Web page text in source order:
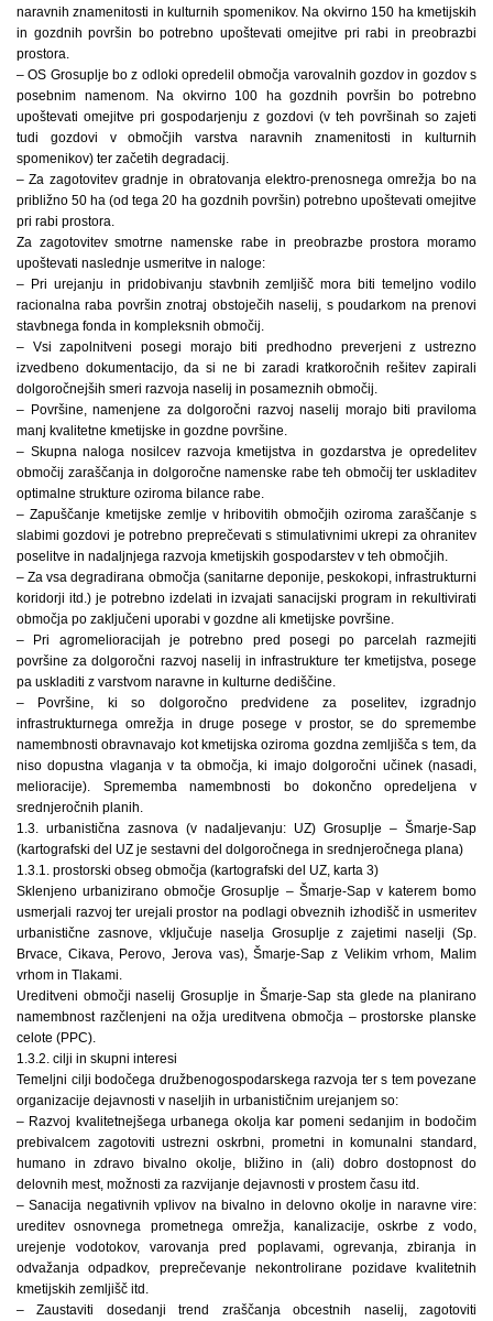
naravnih znamenitosti in kulturnih spomenikov. Na okvirno 150 ha kmetijskih
in gozdnih površin bo potrebno upoštevati omejitve pri rabi in preobrazbi
prostora.
– OS Grosuplje bo z odloki opredelil območja varovalnih gozdov in gozdov s
posebnim namenom. Na okvirno 100 ha gozdnih površin bo potrebno
upoštevati omejitve pri gospodarjenju z gozdovi (v teh površinah so zajeti
tudi gozdovi v območjih varstva naravnih znamenitosti in kulturnih
spomenikov) ter začetih degradacij.
– Za zagotovitev gradnje in obratovanja elektro-prenosnega omrežja bo na
približno 50 ha (od tega 20 ha gozdnih površin) potrebno upoštevati omejitve
pri rabi prostora.
Za zagotovitev smotrne namenske rabe in preobrazbe prostora moramo
upoštevati naslednje usmeritve in naloge:
– Pri urejanju in pridobivanju stavbnih zemljišč mora biti temeljno vodilo
racionalna raba površin znotraj obstoječih naselij, s poudarkom na prenovi
stavbnega fonda in kompleksnih območij.
– Vsi zapolnitveni posegi morajo biti predhodno preverjeni z ustrezno
izvedbeno dokumentacijo, da si ne bi zaradi kratkoročnih rešitev zapirali
dolgoročnejših smeri razvoja naselij in posameznih območij.
– Površine, namenjene za dolgoročni razvoj naselij morajo biti praviloma
manj kvalitetne kmetijske in gozdne površine.
– Skupna naloga nosilcev razvoja kmetijstva in gozdarstva je opredelitev
območij zaraščanja in dolgoročne namenske rabe teh območij ter uskladitev
optimalne strukture oziroma bilance rabe.
– Zapuščanje kmetijske zemlje v hribovitih območjih oziroma zaraščanje s
slabimi gozdovi je potrebno preprečevati s stimulativnimi ukrepi za ohranitev
poselitve in nadaljnjega razvoja kmetijskih gospodarstev v teh območjih.
– Za vsa degradirana območja (sanitarne deponije, peskokopi, infrastrukturni
koridorji itd.) je potrebno izdelati in izvajati sanacijski program in rekultivirati
območja po zaključeni uporabi v gozdne ali kmetijske površine.
– Pri agromelioracijah je potrebno pred posegi po parcelah razmejiti
površine za dolgoročni razvoj naselij in infrastrukture ter kmetijstva, posege
pa uskladiti z varstvom naravne in kulturne dediščine.
– Površine, ki so dolgoročno predvidene za poselitev, izgradnjo
infrastrukturnega omrežja in druge posege v prostor, se do spremembe
namembnosti obravnavajo kot kmetijska oziroma gozdna zemljišča s tem, da
niso dopustna vlaganja v ta območja, ki imajo dolgoročni učinek (nasadi,
melioracije). Sprememba namembnosti bo dokončno opredeljena v
srednjeročnih planih.
1.3. urbanistična zasnova (v nadaljevanju: UZ) Grosuplje – Šmarje-Sap
(kartografski del UZ je sestavni del dolgoročnega in srednjeročnega plana)
1.3.1. prostorski obseg območja (kartografski del UZ, karta 3)
Sklenjeno urbanizirano območje Grosuplje – Šmarje-Sap v katerem bomo
usmerjali razvoj ter urejali prostor na podlagi obveznih izhodišč in usmeritev
urbanistične zasnove, vključuje naselja Grosuplje z zajetimi naselji (Sp.
Brvace, Cikava, Perovo, Jerova vas), Šmarje-Sap z Velikim vrhom, Malim
vrhom in Tlakami.
Ureditveni območji naselij Grosuplje in Šmarje-Sap sta glede na planirano
namembnost razčlenjeni na ožja ureditvena območja – prostorske planske
celote (PPC).
1.3.2. cilji in skupni interesi
Temeljni cilji bodočega družbenogospodarskega razvoja ter s tem povezane
organizacije dejavnosti v naseljih in urbanističnim urejanjem so:
– Razvoj kvalitetnejšega urbanega okolja kar pomeni sedanjim in bodočim
prebivalcem zagotoviti ustrezni oskrbni, prometni in komunalni standard,
humano in zdravo bivalno okolje, bližino in (ali) dobro dostopnost do
delovnih mest, možnosti za razvijanje dejavnosti v prostem času itd.
– Sanacija negativnih vplivov na bivalno in delovno okolje in naravne vire:
ureditev osnovnega prometnega omrežja, kanalizacije, oskrbe z vodo,
urejenje vodotokov, varovanja pred poplavami, ogrevanja, zbiranja in
odvažanja odpadkov, preprečevanje nekontrolirane pozidave kvalitetnih
kmetijskih zemljišč itd.
– Zaustaviti dosedanji trend zraščanja obcestnih naselij, zagotoviti